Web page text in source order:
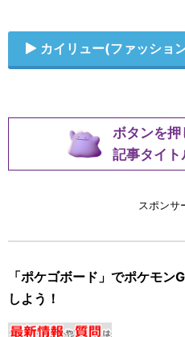
カイリュー(ファッショ
ボタンを押
記事タイト
スポンサ
「ポケゴボード」でポケモ
しよう！